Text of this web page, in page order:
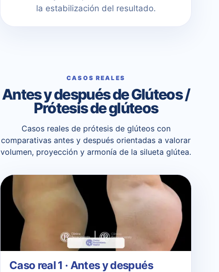
la estabilización del resultado.
CASOS REALES
Antes y después de Glúteos /
Prótesis de glúteos
Casos reales de prótesis de glúteos con
comparativas antes y después orientadas a valorar
volumen, proyección y armonía de la silueta glútea.
Caso real 1 · Antes y después